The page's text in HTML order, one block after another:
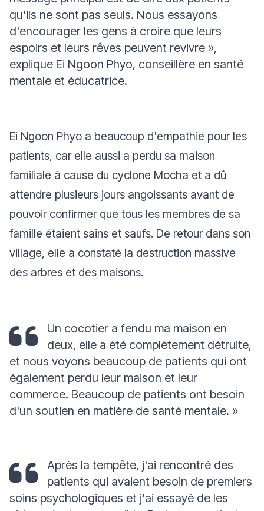
qu'ils ne sont pas seuls. Nous essayons
d'encourager les gens à croire que leurs
espoirs et leurs rêves peuvent revivre »,
explique Ei Ngoon Phyo, conseillère en santé
mentale et éducatrice.
Ei Ngoon Phyo a beaucoup d'empathie pour les
patients, car elle aussi a perdu sa maison
familiale à cause du cyclone Mocha et a dû
attendre plusieurs jours angoissants avant de
pouvoir confirmer que tous les membres de sa
famille étaient sains et saufs. De retour dans son
village, elle a constaté la destruction massive
des arbres et des maisons.
Un cocotier a fendu ma maison en
deux, elle a été complètement détruite,
et nous voyons beaucoup de patients qui ont
également perdu leur maison et leur
commerce. Beaucoup de patients ont besoin
d'un soutien en matière de santé mentale. »
Après la tempête, j'ai rencontré des
patients qui avaient besoin de premiers
soins psychologiques et j'ai essayé de les